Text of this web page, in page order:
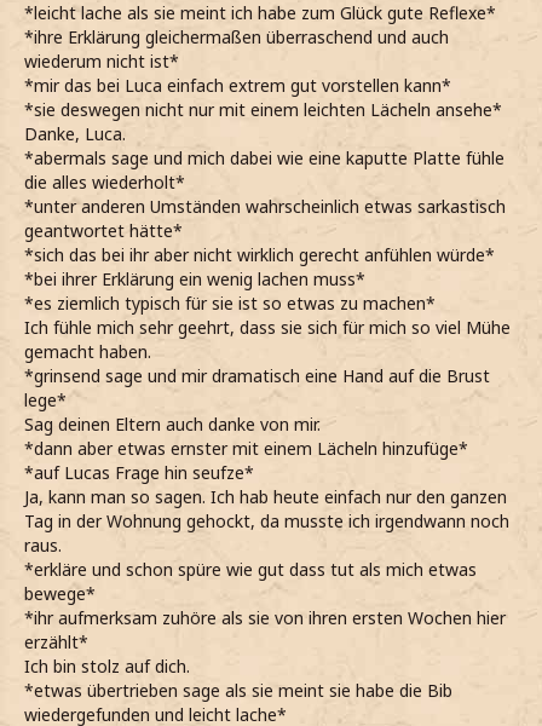
*leicht lache als sie meint ich habe zum Glück gute Reflexe*
*ihre Erklärung gleichermaßen überraschend und auch
wiederum nicht ist*
*mir das bei Luca einfach extrem gut vorstellen kann*
*sie deswegen nicht nur mit einem leichten Lächeln ansehe*
Danke, Luca.
*abermals sage und mich dabei wie eine kaputte Platte fühle
die alles wiederholt*
*unter anderen Umständen wahrscheinlich etwas sarkastisch
geantwortet hätte*
*sich das bei ihr aber nicht wirklich gerecht anfühlen würde*
*bei ihrer Erklärung ein wenig lachen muss*
*es ziemlich typisch für sie ist so etwas zu machen*
Ich fühle mich sehr geehrt, dass sie sich für mich so viel Mühe
gemacht haben.
*grinsend sage und mir dramatisch eine Hand auf die Brust
lege*
Sag deinen Eltern auch danke von mir.
*dann aber etwas ernster mit einem Lächeln hinzufüge*
*auf Lucas Frage hin seufze*
Ja, kann man so sagen. Ich hab heute einfach nur den ganzen
Tag in der Wohnung gehockt, da musste ich irgendwann noch
raus.
*erkläre und schon spüre wie gut dass tut als mich etwas
bewege*
*ihr aufmerksam zuhöre als sie von ihren ersten Wochen hier
erzählt*
Ich bin stolz auf dich.
*etwas übertrieben sage als sie meint sie habe die Bib
wiedergefunden und leicht lache*